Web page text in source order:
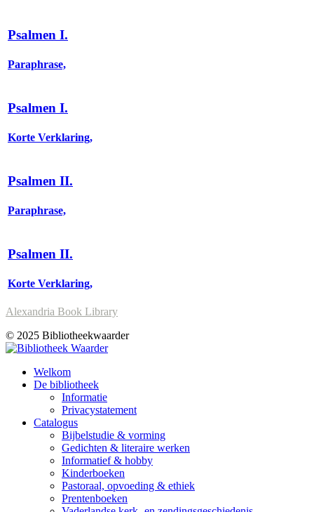
Psalmen I.
Paraphrase,
Psalmen I.
Korte Verklaring,
Psalmen II.
Paraphrase,
Psalmen II.
Korte Verklaring,
Alexandria Book Library
© 2025 Bibliotheekwaarder
Welkom
De bibliotheek
Informatie
Privacystatement
Catalogus
Bijbelstudie & vorming
Gedichten & literaire werken
Informatief & hobby
Kinderboeken
Pastoraal, opvoeding & ethiek
Prentenboeken